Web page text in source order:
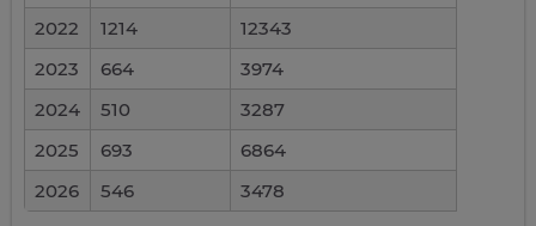
2022
1214
12343
2023
664
3974
2024
510
3287
2025
693
6864
2026
546 3478